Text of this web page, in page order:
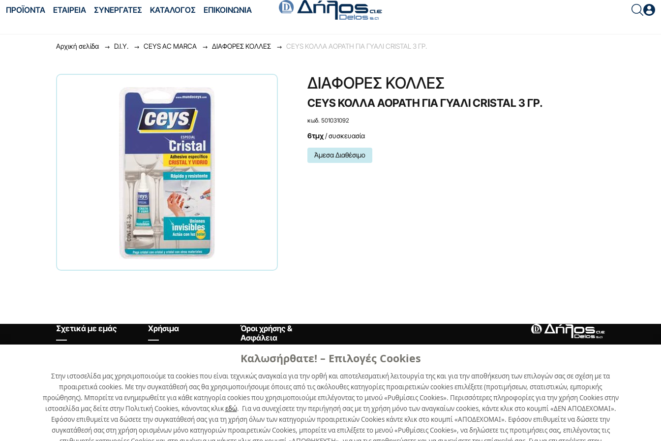
Καλωσήρθατε! – Επιλογές Cookies
Στην ιστοσελίδα μας χρησιμοποιούμε τα cookies που είναι τεχνικώς αναγκαία για την ορθή και αποτελεσματική λειτουργία της και για την αποθήκευση των επιλογών σας σε σχέση με τα
προαιρετικά cookies. Με την συγκατάθεσή σας θα χρησιμοποιήσουμε όποιες από τις ακόλουθες κατηγορίες προαιρετικών cookies επιλέξετε (προτιμήσεων, στατιστικών, εμπορικής
προώθησης). Μπορείτε να ενημερωθείτε για κάθε κατηγορία cookies που χρησιμοποιούμε επιλέγοντας το μενού «Ρυθμίσεις Cookies». Περισσότερες πληροφορίες για την χρήση Cookies στην
ιστοσελίδα μας δείτε στην Πολιτική Cookies, κάνοντας κλικεδώ. Για να συνεχίσετε την περιήγησή σας με τη χρήση μόνο των αναγκαίων cookies, κάντε κλικ στο κουμπί «ΔΕΝ ΑΠΟΔΕΧΟΜΑΙ».
Εφόσον επιθυμείτε να δώσετε την συγκατάθεσή σας για τη χρήση όλων των κατηγοριών προαιρετικών Cookies κάντε κλικ στο κουμπί «ΑΠΟΔΕΧΟΜΑΙ». Εφόσον επιθυμείτε να δώσετε την
συγκατάθεσή σας στη χρήση ορισμένων μόνο κατηγοριών προαιρετικών Cookies, μπορείτε να επιλέξετε το μενού «Ρυθμίσεις Cookies», να δηλώσετε τις προτιμήσεις σας, επιλέγοντας τις
ΠΡΟΪΟΝΤΑ ΕΤΑΙΡΕΙΑ ΣΥΝΕΡΓΑΤΕΣ ΚΑΤΑΛΟΓΟΣ ΕΠΙΚΟΙΝΩΝΙΑ
Αρχική σελίδα D.I.Y. CEYS AC MARCA ΔΙΑΦΟΡΕΣ ΚΟΛΛΕΣ CEYS ΚΟΛΛΑ ΑΟΡΑΤΗ ΓΙΑ ΓΥΑΛΙ CRISTAL 3 ΓΡ.
ΔΙΑΦΟΡΕΣ ΚΟΛΛΕΣ
CEYS ΚΟΛΛΑ ΑΟΡΑΤΗ ΓΙΑ ΓΥΑΛΙ CRISTAL 3 ΓΡ.
κωδ. 501031092
6τμχ/ συσκευασία
Άμεσα Διαθέσιμο
Σχετικά με εμάς
Προϊόντα
Επικοινωνία
Νέα
Χρήσιμα
Χρήσιμα
Όροι χρήσης &
Ασφάλεια
Όροι Xρήσης
Δήλωση Aπορρήτου
Πολιτική Cookies
Προτιμήσεις Cookies